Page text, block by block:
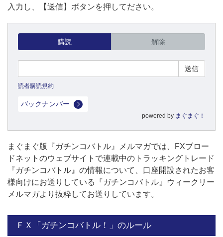
入力し、【送信】ボタンを押してださい。
購読 解除
読者購読規約
バックナンバー
powered by まぐまぐ！
まぐまぐ版『ガチンコバトル』メルマガでは、FXブロー
ドネットのウェブサイトで連載中のトラッキングトレード
『ガチンコバトル』の情報について、口座開設されたお客
様向けにお送りしている『ガチンコバトル』ウィークリー
メルマガより抜粋してお送りしています。
ＦＸ「ガチンコバトル！」のルール